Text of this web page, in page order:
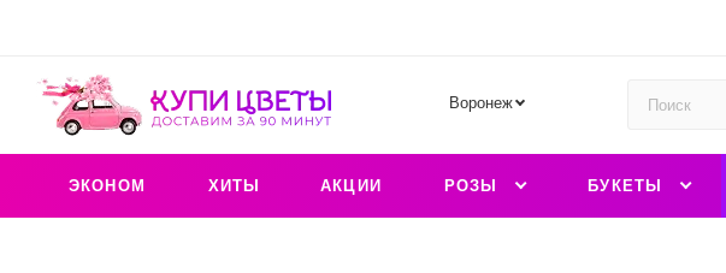
Воронеж
ЭКОНОМ ХИТЫ АКЦИИ РОЗЫ БУКЕТЫ